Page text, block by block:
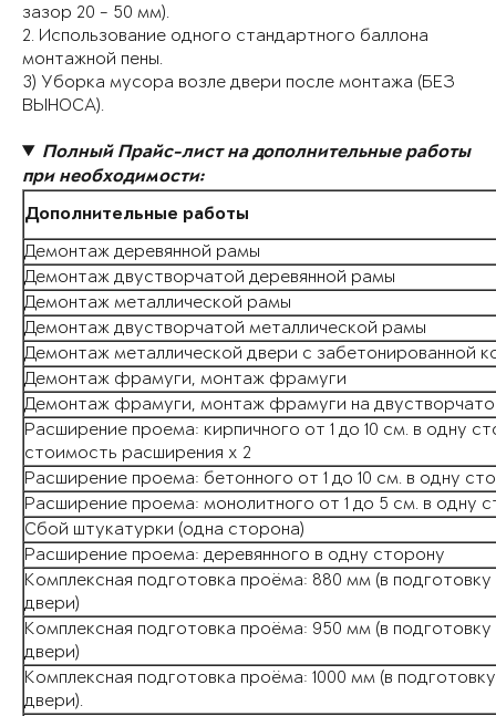
зазор 20 - 50 мм).
2. Использование одного стандартного баллона
монтажной пены.
3) Уборка мусора возле двери после монтажа (БЕЗ
ВЫНОСА).
Полный Прайс-лист на дополнительные работы
при необходимости:
Дополнительные работы
Демонтаж деревянной рамы
Демонтаж двустворчатой деревянной рамы
Демонтаж металлической рамы
Демонтаж двустворчатой металлической рамы
Демонтаж металлической двери с забетонированной
Демонтаж фрамуги, монтаж фрамуги
Демонтаж фрамуги, монтаж фрамуги на
Расширение проема: кирпичного от 1 до 10 см. в одну
стоимость расширения х 2
Расширение проема: бетонного от 1 до 10 см. в одну
Расширение проема: монолитного от 1 до 5 см. в одну
Сбой штукатурки (одна сторона)
Расширение проема: деревянного в одну сторону
Комплексная подготовка проёма: 880 мм (в
двери)
Комплексная подготовка проёма: 950 мм (в
двери)
Комплексная подготовка проёма: 1000 мм (в
двери).